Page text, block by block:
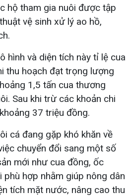
hộ tham gia nuôi được tập
vệ sinh xử lý ao hồ,
hình và diện tích này tỉ lệ cua
thu hoạch đạt trọng lượng
1,5 tấn cua thương
Sau khi trừ các khoản chi
37 triệu đồng.
cá đang gặp khó khăn về
chuyển đổi sang một số
mới như cua đồng, ốc
hợp nhằm giúp nông dân
tích mặt nước, nâng cao thu